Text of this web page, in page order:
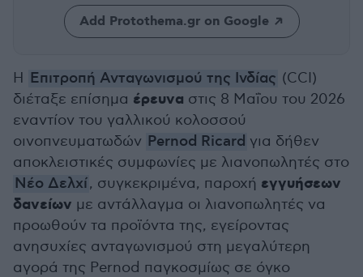
Add Protothema.gr on Google
Η Επιτροπή Ανταγωνισμού της Ινδίας (CCI)
διέταξε επίσημα έρευνα στις 8 Μαΐου του 2026
εναντίον του γαλλικού κολοσσού
οινοπνευματωδών Pernod Ricard για δήθεν
αποκλειστικές συμφωνίες με λιανοπωλητές στο
Νέο Δελχί, συγκεκριμένα, παροχή εγγυήσεων
δανείων με αντάλλαγμα οι λιανοπωλητές να
προωθούν τα προϊόντα της, εγείροντας
ανησυχίες ανταγωνισμού στη μεγαλύτερη
αγορά της Pernod παγκοσμίως σε όγκο